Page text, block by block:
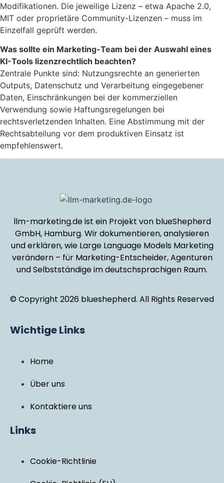
Modifikationen. Die jeweilige Lizenz – etwa Apache 2.0,
MIT oder proprietäre Community-Lizenzen – muss im
Einzelfall geprüft werden.
Was sollte ein Marketing-Team bei der Auswahl eines
KI-Tools lizenzrechtlich beachten?
Zentrale Punkte sind: Nutzungsrechte an generierten
Outputs, Datenschutz und Verarbeitung eingegebener
Daten, Einschränkungen bei der kommerziellen
Verwendung sowie Haftungsregelungen bei
rechtsverletzenden Inhalten. Eine Abstimmung mit der
Rechtsabteilung vor dem produktiven Einsatz ist
empfehlenswert.
llm-marketing.de ist ein Projekt von blueShepherd
GmbH, Hamburg. Wir dokumentieren, analysieren
und erklären, wie Large Language Models Marketing
verändern – für Marketing-Entscheider, Agenturen
und Selbstständige im deutschsprachigen Raum.
© Copyright 2026 blueshepherd. All Rights Reserved
Wichtige Links
Home
Über uns
Kontaktiere uns
Links
Cookie-Richtlinie